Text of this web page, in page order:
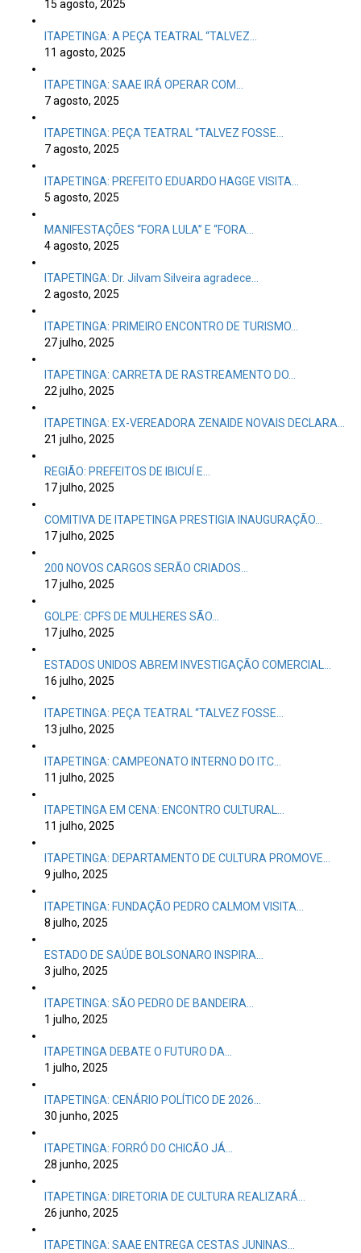
15 agosto, 2025
ITAPETINGA: A PEÇA TEATRAL “TALVEZ…
11 agosto, 2025
ITAPETINGA: SAAE IRÁ OPERAR COM…
7 agosto, 2025
ITAPETINGA: PEÇA TEATRAL “TALVEZ FOSSE…
7 agosto, 2025
ITAPETINGA: PREFEITO EDUARDO HAGGE VISITA…
5 agosto, 2025
MANIFESTAÇÕES “FORA LULA” E “FORA…
4 agosto, 2025
ITAPETINGA: Dr. Jilvam Silveira agradece…
2 agosto, 2025
ITAPETINGA: PRIMEIRO ENCONTRO DE TURISMO…
27 julho, 2025
ITAPETINGA: CARRETA DE RASTREAMENTO DO…
22 julho, 2025
ITAPETINGA: EX-VEREADORA ZENAIDE NOVAIS DECLARA…
21 julho, 2025
REGIÃO: PREFEITOS DE IBICUÍ E…
17 julho, 2025
COMITIVA DE ITAPETINGA PRESTIGIA INAUGURAÇÃO…
17 julho, 2025
200 NOVOS CARGOS SERÃO CRIADOS…
17 julho, 2025
GOLPE: CPFS DE MULHERES SÃO…
17 julho, 2025
ESTADOS UNIDOS ABREM INVESTIGAÇÃO COMERCIAL…
16 julho, 2025
ITAPETINGA: PEÇA TEATRAL “TALVEZ FOSSE…
13 julho, 2025
ITAPETINGA: CAMPEONATO INTERNO DO ITC…
11 julho, 2025
ITAPETINGA EM CENA: ENCONTRO CULTURAL…
11 julho, 2025
ITAPETINGA: DEPARTAMENTO DE CULTURA PROMOVE…
9 julho, 2025
ITAPETINGA: FUNDAÇÃO PEDRO CALMOM VISITA…
8 julho, 2025
ESTADO DE SAÚDE BOLSONARO INSPIRA…
3 julho, 2025
ITAPETINGA: SÃO PEDRO DE BANDEIRA…
1 julho, 2025
ITAPETINGA DEBATE O FUTURO DA…
1 julho, 2025
ITAPETINGA: CENÁRIO POLÍTICO DE 2026…
30 junho, 2025
ITAPETINGA: FORRÓ DO CHICÃO JÁ…
28 junho, 2025
ITAPETINGA: DIRETORIA DE CULTURA REALIZARÁ…
26 junho, 2025
ITAPETINGA: SAAE ENTREGA CESTAS JUNINAS…